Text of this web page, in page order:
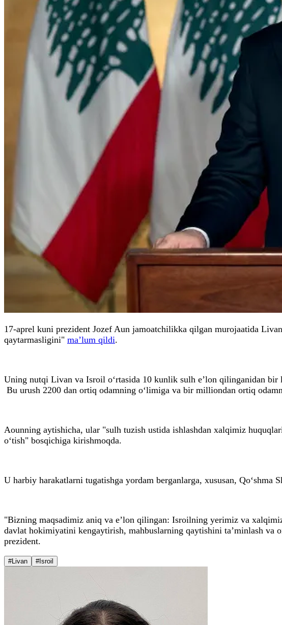
17-aprel kuni prezident Jozef Aun jamoatchilikka qilgan murojaatida
qaytarmasligini" ma’lum qildi.
Uning nutqi Livan va Isroil o‘rtasida 10 kunlik sulh e’lon qilinganidan
Bu urush 2200 dan ortiq odamning o‘limiga va bir milliondan ortiq
Aounning aytishicha, ular "sulh tuzish ustida ishlashdan xalqimiz
o‘tish" bosqichiga kirishmoqda.
U harbiy harakatlarni tugatishga yordam berganlarga, xususan,
"Bizning maqsadimiz aniq va e’lon qilingan: Isroilning yerimiz va
davlat hokimiyatini kengaytirish, mahbuslarning qaytishini ta’minlash
prezident.
#Livan #Isroil